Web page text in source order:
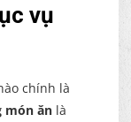
vụ
chính là
món ăn là